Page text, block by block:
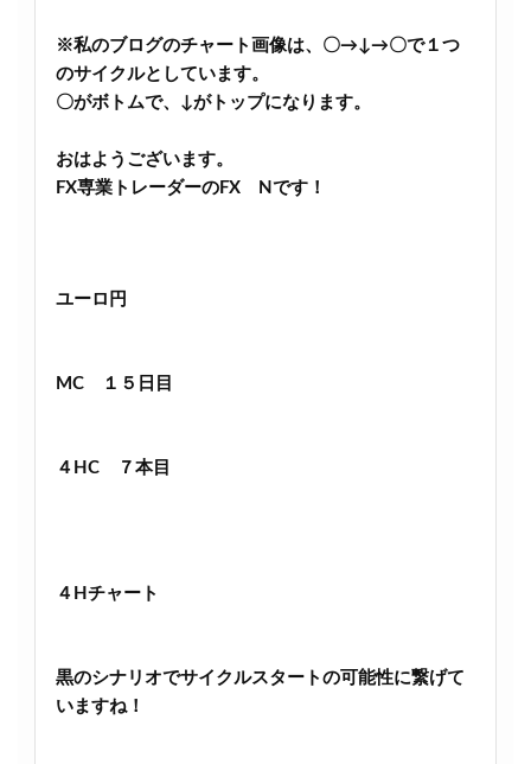
※私のブログのチャート画像は、〇→↓→〇で１つ
のサイクルとしています。
〇がボトムで、↓がトップになります。
おはようございます。
FX専業トレーダーのFX Nです！
ユーロ円
MC １５日目
４HC ７本目
４Hチャート
黒のシナリオでサイクルスタートの可能性に繋げて
いますね！